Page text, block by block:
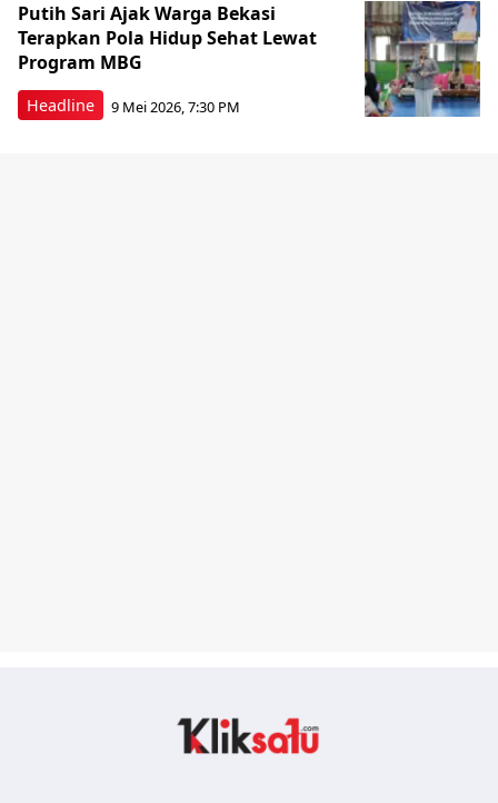
Headline
Putih Sari Ajak Warga Bekasi
Terapkan Pola Hidup Sehat Lewat
Program MBG
9 Mei 2026, 7:30 PM